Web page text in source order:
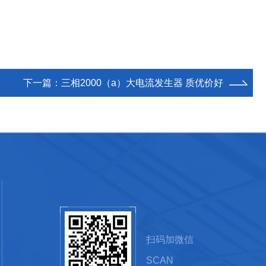
下一篇： 三相2000（a）大电流发生器 质优价好
扫码加微信
SCAN